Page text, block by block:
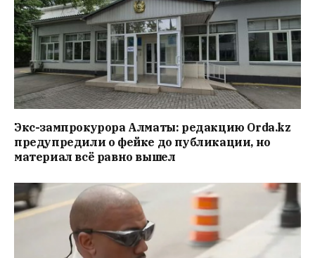
Экс-зампрокурора Алматы: редакцию Orda.kz
предупредили о фейке до публикации, но
материал всё равно вышел